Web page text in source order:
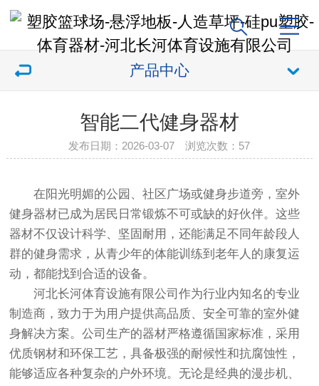
产品中心
智能二代健身器材
发布日期：2026-03-07 浏览次数： 57
在阳光明媚的公园、社区广场或健身步道旁，室外
健身器材已成为居民日常锻炼不可或缺的好伙伴。这些
器材不仅设计科学、坚固耐用，还能满足不同年龄段人
群的健身需求，从青少年的体能训练到老年人的康复运
动，都能找到合适的设备。
河北长河体育设施有限公司作为行业内知名的专业
制造商，致力于为用户提供高品质、安全可靠的室外健
身解决方案。公司生产的器材严格遵循国家标准，采用
优质钢材和环保工艺，具备极强的耐候性和抗腐蚀性，
能够适应各种复杂的户外环境。无论是经典的漫步机、